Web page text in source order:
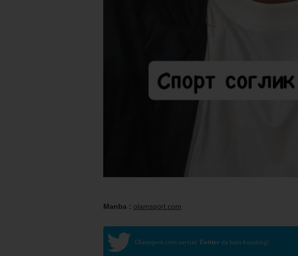
Manba : olamsport.com
Olamsport.com saytini Twitter da ham kuzating!